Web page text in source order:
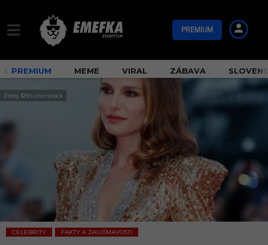
PREMIUM
PREMIUM MEME VIRAL ZÁBAVA
Zdroj: ©Shutterstock
CELEBRITY
,
FAKTY A ZAUJÍMAVOSTI